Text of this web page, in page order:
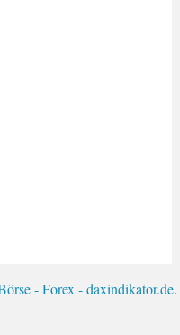
- Forex - daxindikator.de.